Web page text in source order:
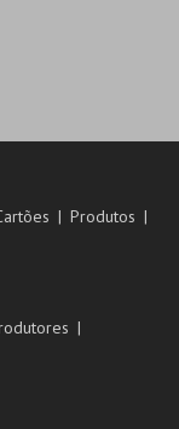
Produtos